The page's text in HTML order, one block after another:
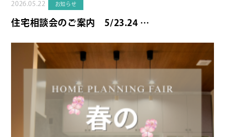
2026.05.22 お知らせ
住宅相談会のご案内 5/23.24 …